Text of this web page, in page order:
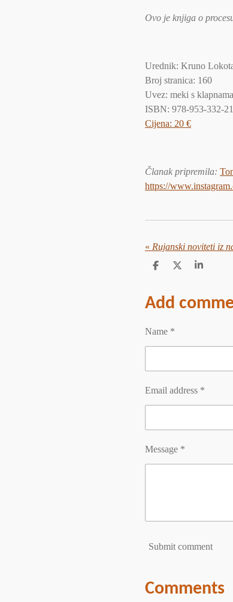
Ovo je knjiga o
Urednik: Kruno
Broj stranica: 160
Uvez: meki s klapnama
ISBN: 978-953-332-
Cijena: 20 €
Članak pripremila:
https://
« Rujanski noviteti iz
S
e
S
e
S
r
e
Add
Name *
Email address *
Message *
Submit comment
Comments